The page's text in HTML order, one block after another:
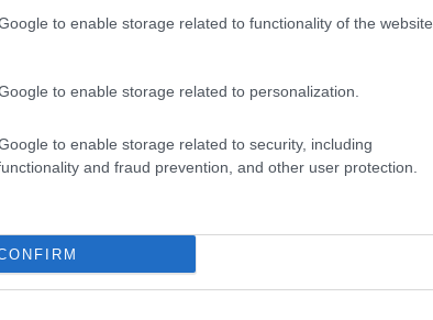
to enable storage related to functionality of the website
to enable storage related to personalization.
to enable storage related to security, including
and fraud prevention, and other user protection.
A hőségben is védik a